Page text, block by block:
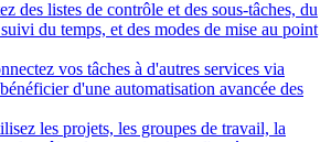
des listes de contrôle et des sous-tâches, du
du temps, et des modes de mise au point
vos tâches à d'autres services via
d'une automatisation avancée des
les projets, les groupes de travail, la